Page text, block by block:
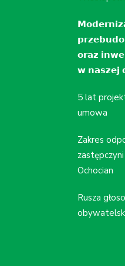
𝗼𝗿𝗮𝘇
𝘄 𝗻𝗮𝘀𝘇𝗲𝗷
5 lat
umowa
Zakres
Ochocian
Rusza